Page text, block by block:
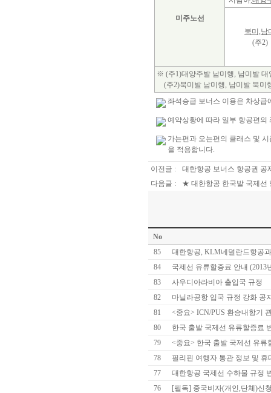
미주노선
북미,남
(주2)
※ (주1)대양주발 남미행, 남미발
(주2)북미발 남미행, 남미발 북미
좌석승급 보너스 이용은 차상급
예약상황에 따라 일부 항공편의
가는편과 오는편의 클래스 및
을 적용합니다.
이전글 :
대한항공 보너스 항공권 공
다음글 :
★ 대한항공 한국발 국제선
No
85
대한항공, KLM네덜란드항공
84
국제선 유류할증료 안내 (2013
83
사우디아라비아 출입국 규정
82
마닐라공항 입국 규정 강화 공
81
<중요> ICN/PUS 환승내항기
80
한국 출발 국제선 유류할증료
79
<중요> 한국 출발 국제선 유류
78
필리핀 여행자 통관 정보 및
77
대한항공 국제선 수하물 규정
76
[필독] 중국비자(개인,단체)신